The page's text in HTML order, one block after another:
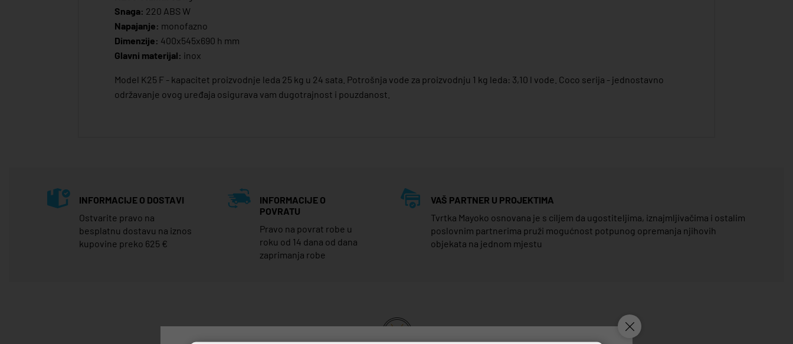
Snaga: 220 ABS W
Napajanje: monofazno
Dimenzije: 400x545x690 h mm
Glavni materijal: inox
Model K25 F - kapacitet proizvodnje leda 25 kg u 24 sata. Potrošnja vode za proizvodnju 1 kg leda: 3,10 l vode. Coco serija - jednostavno
održavanje ovog uređaja osigurava vam dugotrajnost i pouzdanost.
INFORMACIJE O DOSTAVI
Ostvarite pravo na
besplatnu dostavu na iznos
kupovine preko 625 €
INFORMACIJE O
POVRATU
Pravo na povrat robe u
roku od 14 dana od dana
zaprimanja robe
VAŠ PARTNER U PROJEKTIMA
Tvrtka Mayoko osnovana je s ciljem da ugostiteljima, iznajmljivačima i ostalim
poslovnim partnerima pruži mogućnost potpunog opremanja njihovih
objekata na jednom mjestu